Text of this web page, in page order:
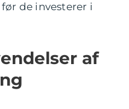
de investerer i
af